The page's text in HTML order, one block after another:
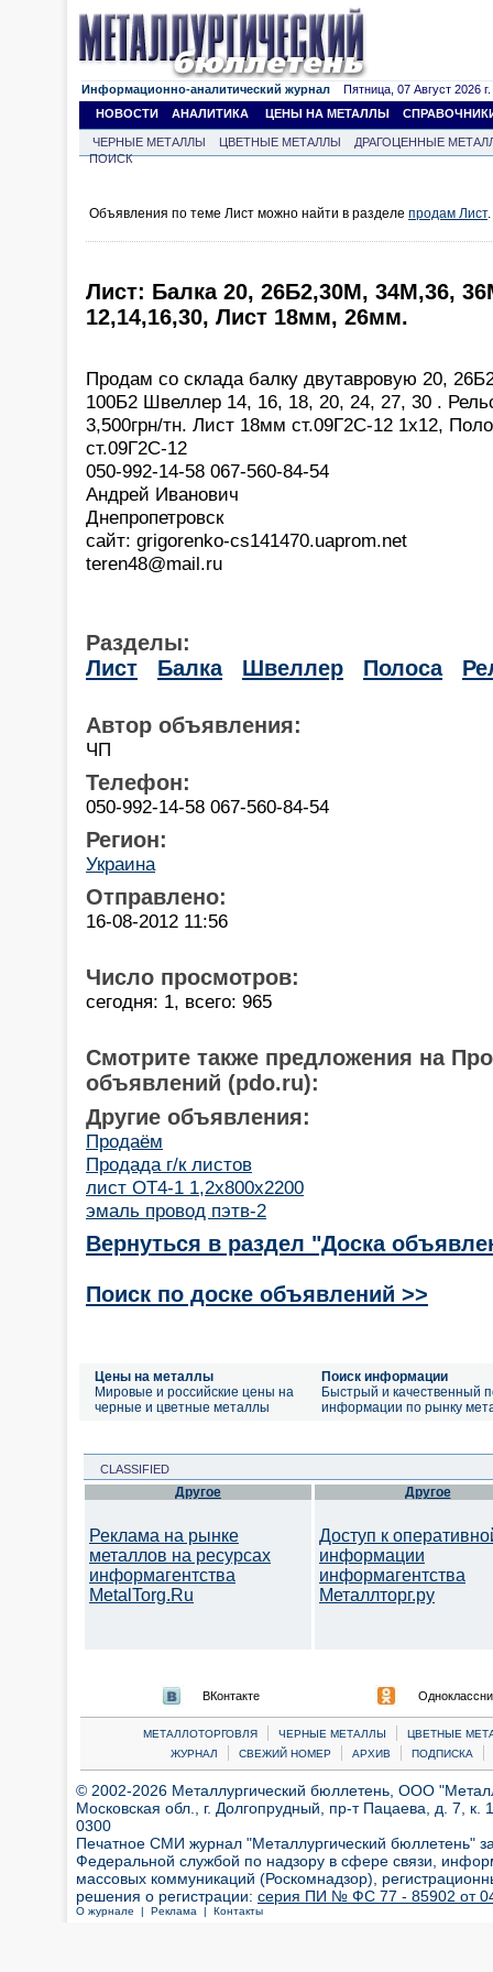
Информационно-аналитический журнал Пятница, 07 Август 2026 г.
НОВОСТИ
АНАЛИТИКА ЦЕНЫ НА МЕТАЛЛЫ
ЧЕРНЫЕ МЕТАЛЛЫ ЦВЕТНЫЕ МЕТАЛЛЫ
ДРАГОЦЕННЫЕ
ПОИСК
Объявления по теме Лист можно найти в разделе продам Лист.
Лист: Балка 20, 26Б2,30М, 34М,36,
12,14,16,30, Лист 18мм, 26мм.
Продам со склада балку двутавровую 20,
100Б2 Швеллер 14, 16, 18, 20, 24, 27, 30 .
3,500грн/тн. Лист 18мм ст.09Г2С-12 1х12,
ст.09Г2С-12
050-992-14-58 067-560-84-54
Андрей Иванович
Днепропетровск
сайт: grigorenko-cs141470.uaprom.net
teren48@mail.ru
Разделы:
Лист
Балка Швеллер Полоса
Автор объявления:
ЧП
Телефон:
050-992-14-58 067-560-84-54
Регион:
Украина
Отправлено:
16-08-2012 11:56
Число просмотров:
сегодня: 1, всего: 965
Смотрите также предложения на
объявлений (pdo.ru):
Другие объявления:
Продаём
Продада г/к листов
лист ОТ4-1 1,2х800х2200
эмаль провод пэтв-2
Вернуться в раздел "Доска
Поиск по доске объявлений >>
Цены на металлы
Мировые и российские цены на
черные и цветные металлы
Поиск информации
Быстрый и качественный
информации по рынку
CLASSIFIED
Другое
Реклама на рынке
металлов на ресурсах
информагентства
MetalTorg.Ru
Другое
Доступ к
информации
информагентства
Металлторг.ру
ВКонтакте
МЕТАЛЛОТОРГОВЛЯ | ЧЕРНЫЕ МЕТАЛЛЫ |
ЦВЕТНЫЕ
ЖУРНАЛ
| СВЕЖИЙ НОМЕР | АРХИВ | ПОДПИСКА |
© 2002-2026 Металлургический бюллетень, ООО
Московская обл., г. Долгопрудный, пр-т Пацаева, д. 7,
0300
Печатное СМИ журнал "Металлургический бюллетень"
Федеральной службой по надзору в сфере связи,
массовых коммуникаций (Роскомнадзор),
решения о регистрации: серия ПИ № ФС 77 - 85902 от 04
О журнале | Реклама | Контакты